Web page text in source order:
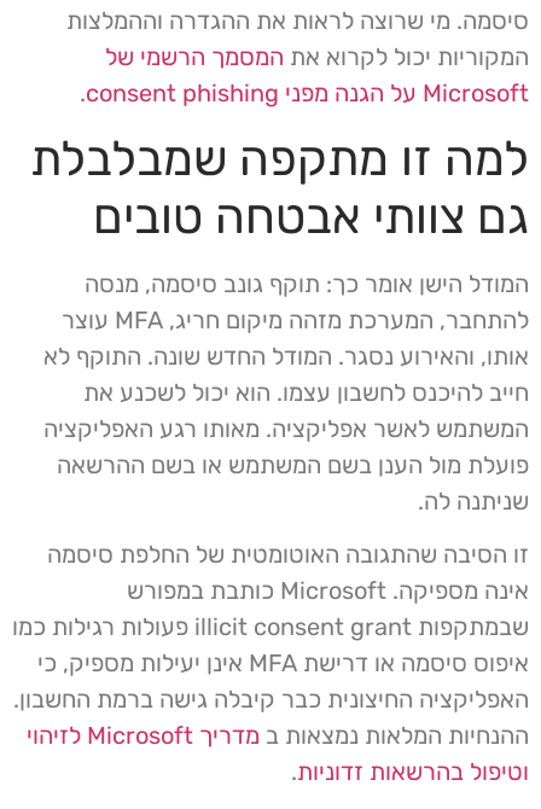
סיסמה. מי שרוצה לראות את ההגדרה וההמלצות
המקוריות יכול לקרוא את המסמך הרשמי של
Microsoft על הגנה מפני consent phishing
.
למה זו מתקפה שמבלבלת
גם צוותי אבטחה טובים
המודל הישן אומר כך: תוקף גונב סיסמה, מנסה
להתחבר, המערכת מזהה מיקום חריג, MFA עוצר
אותו, והאירוע נסגר. המודל החדש שונה. התוקף לא
חייב להיכנס לחשבון עצמו. הוא יכול לשכנע את
המשתמש לאשר אפליקציה. מאותו רגע האפליקציה
פועלת מול הענן בשם המשתמש או בשם ההרשאה
שניתנה לה.
זו הסיבה שהתגובה האוטומטית של החלפת סיסמה
אינה מספיקה. Microsoft כותבת במפורש
שבמתקפות illicit consent grant פעולות רגילות כמו
איפוס סיסמה או דרישת MFA אינן יעילות מספיק, כי
האפליקציה החיצונית כבר קיבלה גישה ברמת החשבון.
ההנחיות המלאות נמצאות ב
מדריך Microsoft לזיהוי
וטיפול בהרשאות זדוניות.